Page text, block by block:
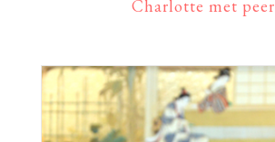
Charlotte met peer